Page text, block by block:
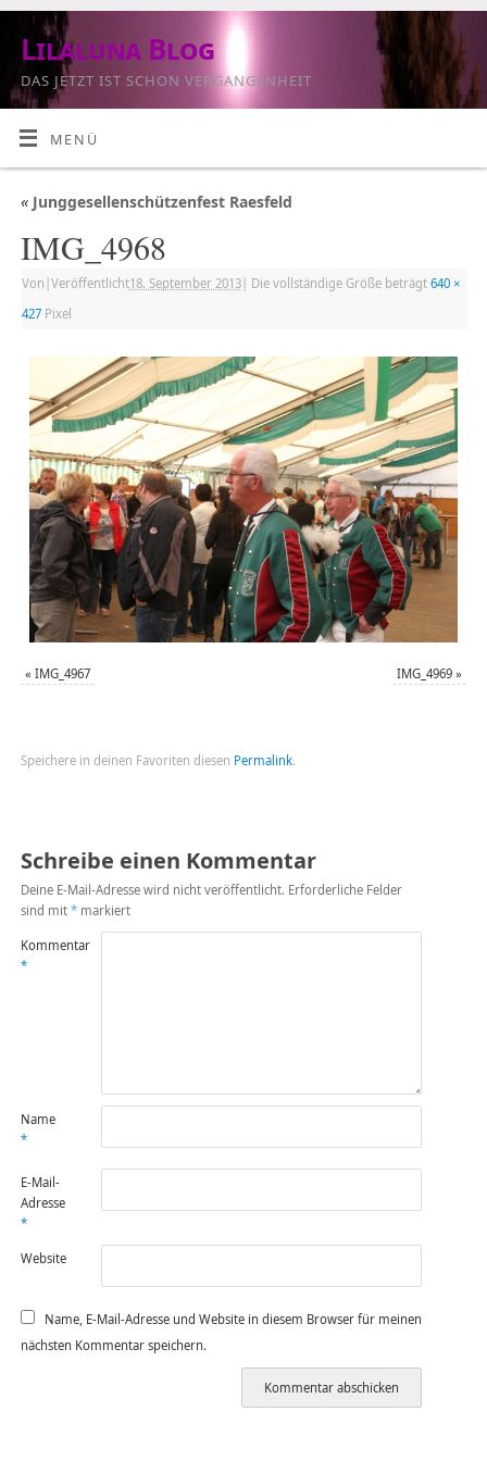
Lilaluna Blog
DAS JETZT IST SCHON VERGANGENHEIT
MENÜ
«Junggesellenschützenfest Raesfeld
IMG_4968
Von Veröffentlicht18. September 2013| Die vollständige Größe beträgt 640 ×
427Pixel
« IMG_4967 IMG_4969 »
Speichere in deinen Favoriten diesen Permalink.
Schreibe einen Kommentar
Deine E-Mail-Adresse wird nicht veröffentlicht. Erforderliche Felder
sind mit *markiert
Kommentar
*
Name
*
E-Mail-
Adresse
*
Website
Name, E-Mail-Adresse und Website in diesem Browser für meinen
nächsten Kommentar speichern.